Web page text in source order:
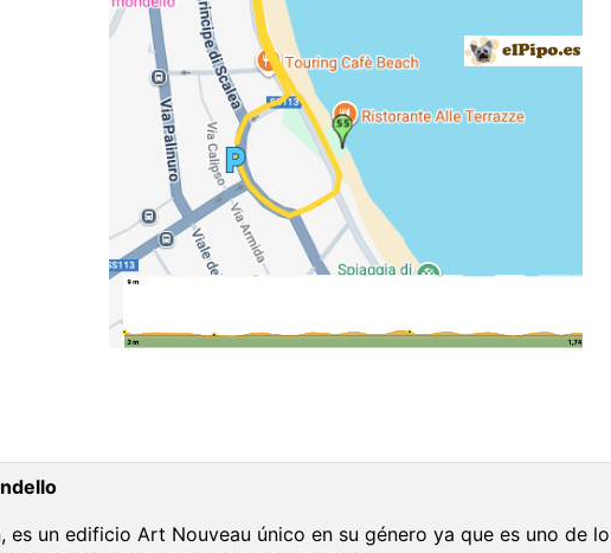
un edificio Art Nouveau único en su género ya que es uno de